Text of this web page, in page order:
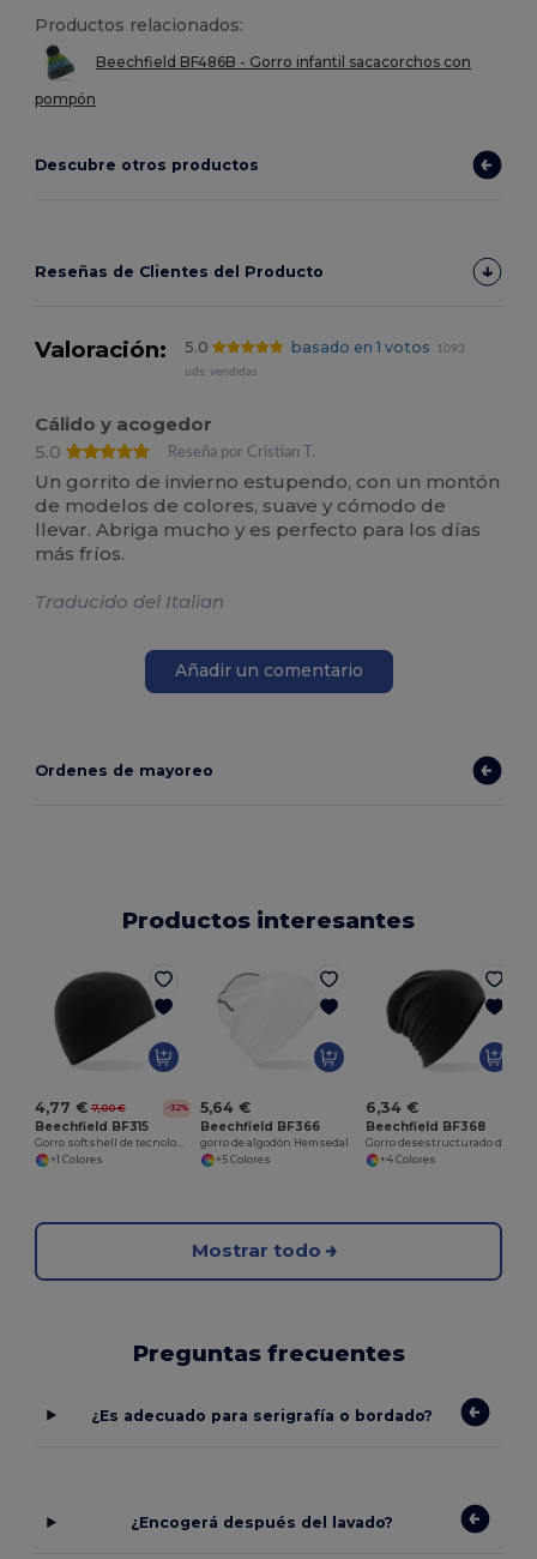
Productos relacionados:
Beechfield BF486B - Gorro infantil sacacorchos con
pompón
Descubre otros productos
Reseñas de Clientes del Producto
Valoración: 5.0 basado en 1 votos
1093
uds. vendidas
Cálido y acogedor
5.0
Reseña por Cristian T.
Un gorrito de invierno estupendo, con un montón
de modelos de colores, suave y cómodo de
llevar. Abriga mucho y es perfecto para los días
más fríos.
Traducido del Italian
Añadir un comentario
Ordenes de mayoreo
Productos interesantes
4,77 € 7,00 € -32%
Beechfield BF315
+1 Colores
5,64 €
Beechfield BF366
gorro de algodón Hemsedal
+5 Colores
6,34 €
Beechfield BF368
+4 Colores
Mostrar todo
Preguntas frecuentes
¿Es adecuado para serigrafía o bordado?
¿Encogerá después del lavado?